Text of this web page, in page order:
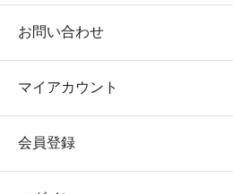
お問い合わせ
マイアカウント
会員登録